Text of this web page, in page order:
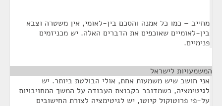
מחייב – כמו כל אמנה והסכם בין-לאומי, אין משטרה וצבא
בין-לאומיים שאוכפים את הדברים האלה. יש מכניזמים
פנימיים.
המשמעויות לישראל
אני חושב שיש משמעות אחת, אולי הבולטת ביותר. יש
לגיטימציה, כשמדובר בקבוצת העבודה על המשך המחויבויות
על-פי פרוטוקול קיוטו, יש לגיטימציה לצורת החישובים